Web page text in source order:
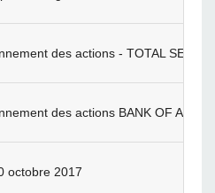
des actions - TOTAL
des actions BANK OF
octobre 2017